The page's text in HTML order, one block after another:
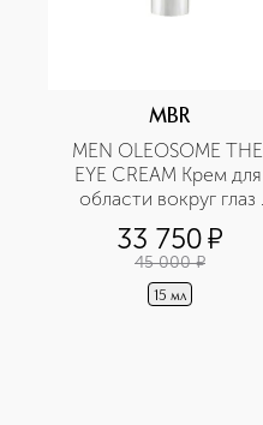
MBR
MEN OLEOSOME THE
EYE CREAM Крем для
области вокруг глаз
разглаживающий
33 750¤
45 000 ¤
15 мл